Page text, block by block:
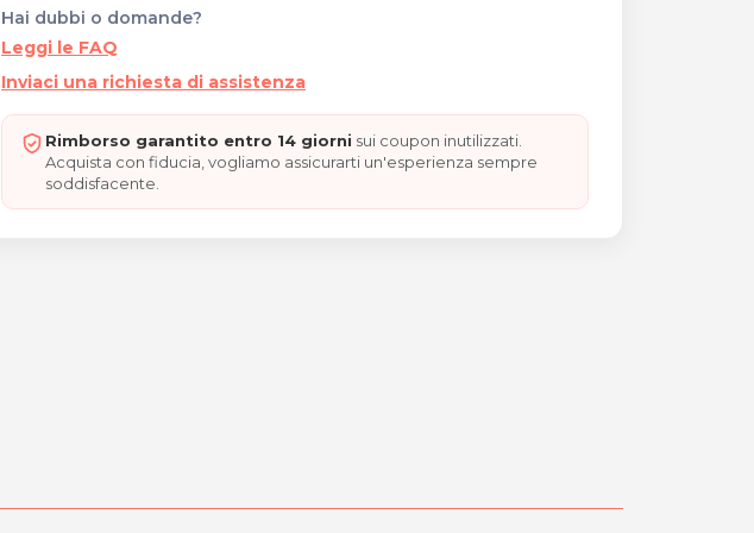
Hai dubbi o domande?
Leggi le FAQ
Inviaci una richiesta di assistenza
Rimborso garantito entro 14 giorni sui coupon inutilizzati.
Acquista con fiducia, vogliamo assicurarti un'esperienza sempre
soddisfacente.